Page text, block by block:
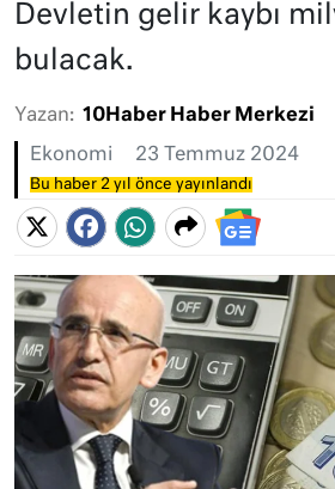
Devletin gelir kaybı
bulacak.
Yazan: 10Haber Haber Merkezi
Ekonomi 23 Temmuz 2024
Bu haber 2 yıl önce yayınlandı